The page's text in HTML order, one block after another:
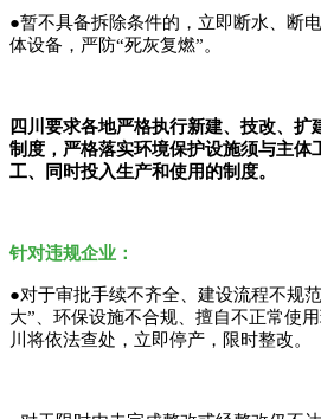
●暂不具备拆除条件的，立即断水、断
体设备，严防“死灰复燃”。
四川要求各地严格执行新建、技改、扩
制度，严格落实环境保护设施须与主体
工、同时投入生产和使用的制度。
针对违规企业：
●对于审批手续不齐全、建设流程不规
大”、环保设施不合规、擅自不正常使
川将依法查处，立即停产，限时整改。